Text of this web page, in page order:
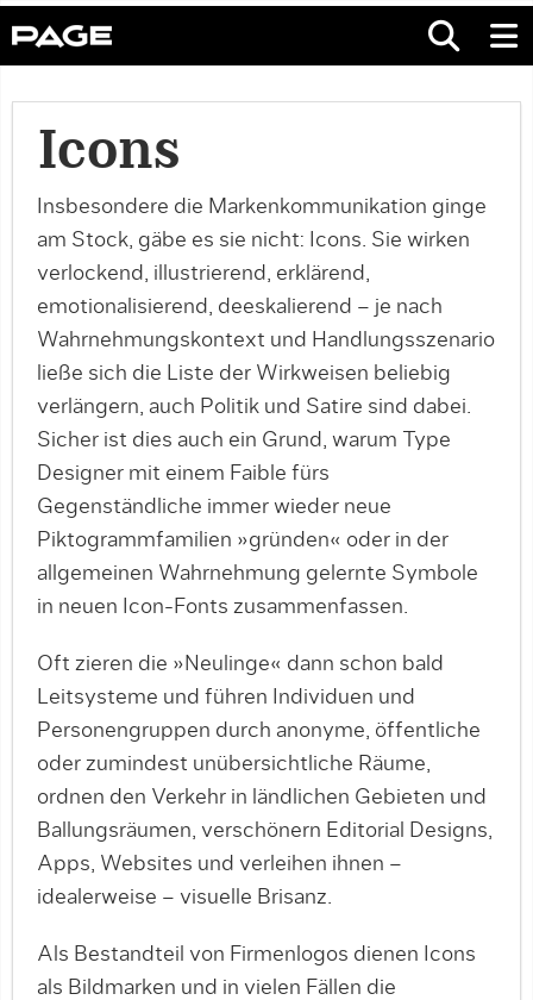
Icons
Insbesondere die Markenkommunikation ginge
am Stock, gäbe es sie nicht: Icons. Sie wirken
verlockend, illustrierend, erklärend,
emotionalisierend, deeskalierend – je nach
Wahrnehmungskontext und Handlungsszenario
ließe sich die Liste der Wirkweisen beliebig
verlängern, auch Politik und Satire sind dabei.
Sicher ist dies auch ein Grund, warum Type
Designer mit einem Faible fürs
Gegenständliche immer wieder neue
Piktogrammfamilien »gründen« oder in der
allgemeinen Wahrnehmung gelernte Symbole
in neuen Icon-Fonts zusammenfassen.
Oft zieren die »Neulinge« dann schon bald
Leitsysteme und führen Individuen und
Personengruppen durch anonyme, öffentliche
oder zumindest unübersichtliche Räume,
ordnen den Verkehr in ländlichen Gebieten und
Ballungsräumen, verschönern Editorial Designs,
Apps, Websites und verleihen ihnen –
idealerweise – visuelle Brisanz.
Als Bestandteil von Firmenlogos dienen Icons
als Bildmarken und in vielen Fällen die